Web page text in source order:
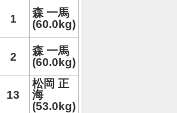
1
森 一馬
(60.0kg)
2
森 一馬
(60.0kg)
13
松岡 正
海
(53.0kg)